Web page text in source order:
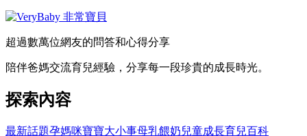
超過數萬位網友的問答和心得分享
陪伴爸媽交流育兒經驗，分享每一段珍貴的成長時光。
探索內容
最新話題孕媽咪寶寶大小事母乳餵奶兒童成長育兒百科